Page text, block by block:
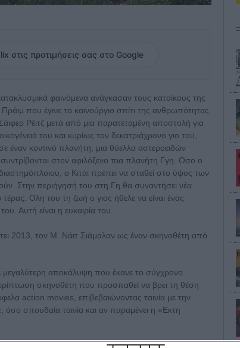
στις προτιμήσεις σας στο Google
φαινόμενα ανάγκασαν τους κατοίκους της
που έγινε το καινούργιο σπίτι της ανθρωπότητας.
Ρέιτζ μετά από μια παρατεταμένη αποστολή για
του και κυρίως τον δεκατριάχρονο γιο του,
έναν κοντινό πλανήτη, μια θύελλα αστεροειδών
στον αφιλόξενο πια πλανήτη Γγη. Οσο ο
ο Κιτάι πρέπει να σταθεί στο ύψος των
Στην περιήγησή του στη Γη θα συναντήσει νέα
τέρας. Ολη του τη ζωή ο γιος ήθελε να είναι ένας
Αυτή είναι η ευκαιρία του.
2013, τον Μ. Νάιτ Σιάμαλαν ως έναν σκηνοθέτη από
αποκάλυψη που έκανε το σύγχρονο
σκηνοθέτη που προσπαθεί να βρει τη θέση
action movies, επιβεβαιώνοντας ταινία με την
όσο σπουδαία ταινία και αν παραμένει η «Εκτη